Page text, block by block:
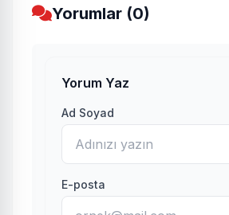
Yorumlar (0)
Yorum Yaz
Ad Soyad
E-posta